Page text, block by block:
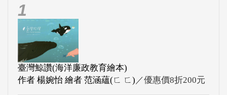
1
臺灣鯨讚(海洋廉政教育繪本)
作者 楊婉怡 繪者 范涵蘊(ㄈ ㄈ) ／優惠價8折200元